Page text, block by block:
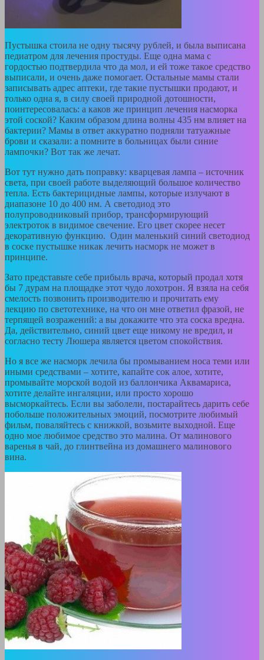
Пустышка стоила не одну тысячу рублей, и была выписана
педиатром для лечения простуды. Еще одна мама с
гордостью подтвердила что да мол, и ей тоже такое средство
выписали, и очень даже помогает. Остальные мамы стали
записывать адрес аптеки, где такие пустышки продают, и
только одна я, в силу своей природной дотошности,
поинтересовалась: а каков же принцип лечения насморка
этой соской? Каким образом длина волны 435 нм влияет на
бактерии? Мамы в ответ аккуратно подняли татуажные
брови и сказали: а помните в больницах были синие
лампочки? Вот так же лечат.
Вот тут нужно дать поправку: кварцевая лампа – источник
света, при своей работе выделяющий большое количество
тепла. Есть бактерицидные лампы, которые излучают в
диапазоне 10 до 400 нм. А светодиод это
полупроводниковый прибор, трансформирующий
электроток в видимое свечение. Его цвет скорее несет
декоративную функцию. Один маленький синий светодиод
в соске пустышке никак лечить насморк не может в
принципе.
Зато представьте себе прибыль врача, который продал хотя
бы 7 дурам на площадке этот чудо лохотрон. Я взяла на себя
смелость позвонить производителю и прочитать ему
лекцию по светотехнике, на что он мне ответил фразой, не
терпящей возражений: а вы докажите что эта соска вредна.
Да, действительно, синий цвет еще никому не вредил, и
согласно тесту Люшера является цветом спокойствия.
Но я все же насморк лечила бы промыванием носа теми или
иными средствами – хотите, капайте сок алое, хотите,
промывайте морской водой из баллончика Аквамариса,
хотите делайте ингаляции, или просто хорошо
высморкайтесь. Если вы заболели, постарайтесь дарить себе
побольше положительных эмоций, посмотрите любимый
фильм, поваляйтесь с книжкой, возьмите выходной. Еще
одно мое любимое средство это малина. От малинового
варенья в чай, до глинтвейна из домашнего малинового
вина.